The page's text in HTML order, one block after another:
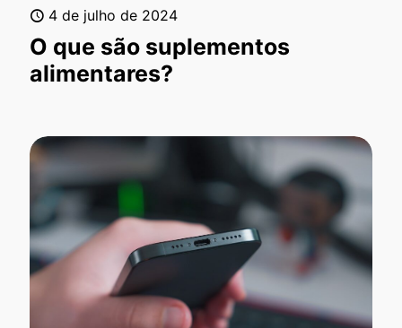
4 de julho de 2024
O que são suplementos
alimentares?